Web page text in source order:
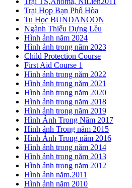
Trại Họp Bạn Phổ Hòa
Tu Học BUNDANOON
Ngành Thiếu Dựng Lều
Hình ảnh năm 2024
Hình ảnh trong năm 2023
Child Protection Course
First Aid Course 1
Hình ảnh trong năm 2022
Hình ảnh trong năm 2021
Hình ảnh trong năm 2020
Hình ảnh trong năm 2018
Hình ảnh trong năm 2019
Hình Ảnh Trong Năm 2017
Hình ảnh Trong năm 2015
Hình Ảnh Trong năm 2016
Hình ảnh trong năm 2014
Hình ảnh trong năm 2013
Hình ảnh trong năm 2012
Hình ảnh năm.2011
Hình ảnh năm 2010